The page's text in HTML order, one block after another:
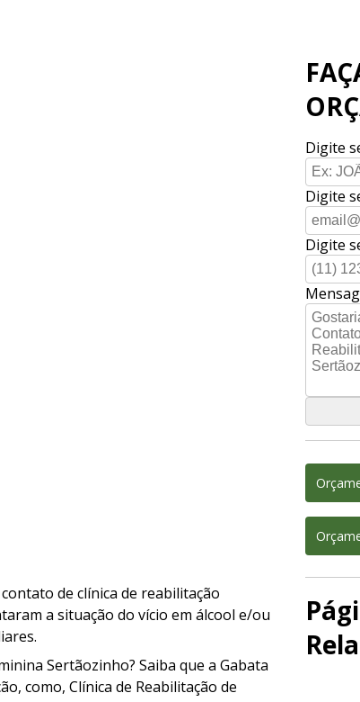
de clínica de reabilitação
a situação do vício em álcool e/ou
Sertãozinho? Saiba que a Gabata
como, Clínica de Reabilitação de
Digite
Digite
Digite